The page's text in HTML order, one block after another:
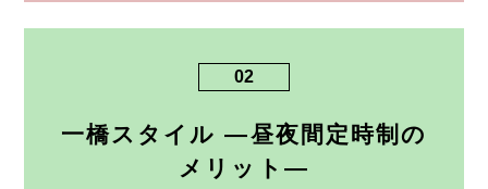
02
一橋スタイル ―昼夜間定時制の
メリット―